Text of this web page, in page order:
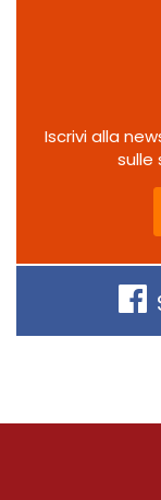
Iscrivi alla
sulle